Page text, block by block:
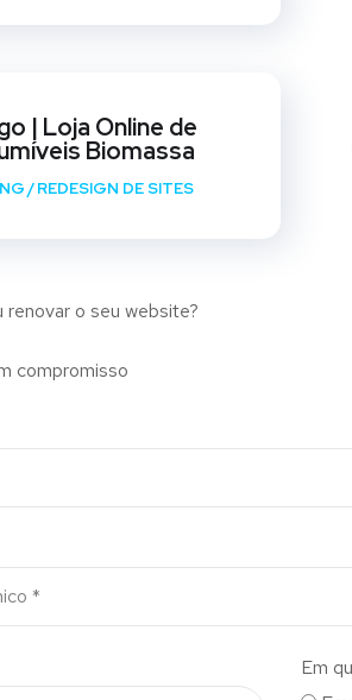
| Loja Online de
Biomassa
/REDESIGN DE SITES
renovar o seu website?
compromisso
Em